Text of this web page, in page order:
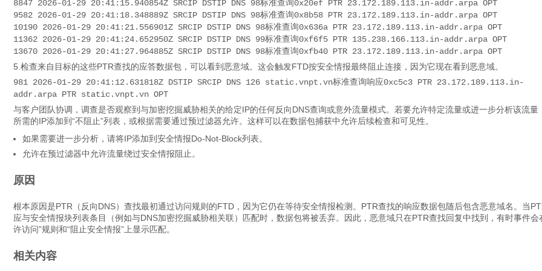
8847 2026-01-29 20:41:15.940854Z SRCIP DSTIP DNS 98标准查询0x20ef PTR 23.172.189.113.in-addr.arpa OPT
9582 2026-01-29 20:41:18.348889Z SRCIP DSTIP DNS 98标准查询0x8b58 PTR 23.172.189.113.in-addr.arpa OPT
10190 2026-01-29 20:41:21.556901Z SRCIP DSTIP DNS 98标准查询0x636a PTR 23.172.189.113.in-addr.arpa OPT
11362 2026-01-29 20:41:24.652950Z SRCIP DSTIP DNS 99标准查询0xf6f5 PTR 135.238.166.113.in-addr.arpa OPT
13670 2026-01-29 20:41:27.964885Z SRCIP DSTIP DNS 98标准查询0xfb40 PTR 23.172.189.113.in-addr.arpa OPT
5.检查来自目标的这些PTR查找的应答数据包，可以看到恶意域。这会触发FTD按安全情报最终阻止连接，因为它现在看到恶意域。
981 2026-01-29 20:41:12.631818Z DSTIP SRCIP DNS 126 static.vnpt.vn标准查询响应0xc5c3 PTR 23.172.189.113.in-
addr.arpa PTR static.vnpt.vn OPT
与客户团队协调，调查是否观察到与加密挖掘威胁相关的给定IP的任何反向DNS查询或意外流量模式。若要允许特定流量或进一步分析该流量
所需的IP添加到“不阻止”列表，或根据需要通过预过滤器允许。这样可以在数据包捕获中允许后续检查和可见性。
如果需要进一步分析，请将IP添加到安全情报Do-Not-Block列表。
允许在预过滤器中允许流量绕过安全情报阻止。
原因
根本原因是PTR（反向DNS）查找最初通过访问规则的FTD，因为它仍在等待安全情报检测。PTR查找的响应数据包随后包含恶意域名。当
应与安全情报块列表条目（例如与DNS加密挖掘威胁相关联）匹配时，数据包将被丢弃。因此，恶意域只在PTR查找回复中找到，有时事件会
许访问”规则和“阻止安全情报”上显示匹配。
相关内容